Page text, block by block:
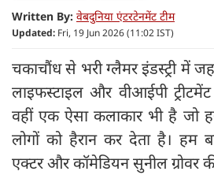
Written By: वेबदुनिया एंटरटेनमेंट टीम
Updated: Fri, 19 Jun 2026 (11:02 IST)
चकाचौंध से भरी ग्लैमर इंडस्ट्री में
लाइफस्टाइल और वीआईपी
वहीं एक ऐसा कलाकार भी है जो
लोगों को हैरान कर देता है। हम
एक्टर और कॉमेडियन सुनील ग्रोवर